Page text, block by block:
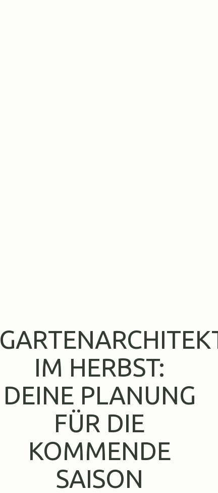
IM HERBST:
DEINE PLANUNG
FÜR DIE
KOMMENDE
SAISON